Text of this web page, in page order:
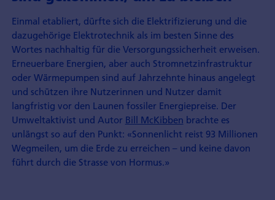
Einmal etabliert, dürfte sich die Elektrifizierung und die
dazugehörige Elektrotechnik als im besten Sinne des
Wortes nachhaltig für die Versorgungssicherheit erweisen.
Erneuerbare Energien, aber auch Stromnetzinfrastruktur
oder Wärmepumpen sind auf Jahrzehnte hinaus angelegt
und schützen ihre Nutzerinnen und Nutzer damit
langfristig vor den Launen fossiler Energiepreise. Der
Umweltaktivist und Autor Bill McKibben brachte es
unlängst so auf den Punkt: «Sonnenlicht reist 93 Millionen
Wegmeilen, um die Erde zu erreichen – und keine davon
führt durch die Strasse von Hormus.»